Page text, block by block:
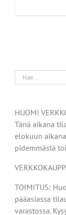
HUOM!
Tänä aikana
elokuun
pidemmästä
TOIMITUS:
pääasiassa
varastossa.